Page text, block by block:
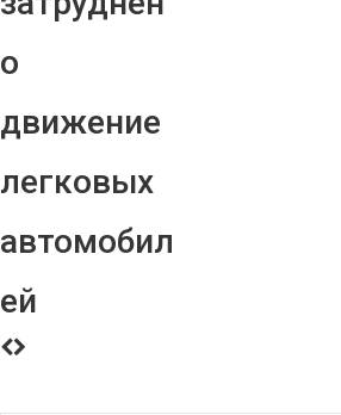
о
движение
легковых
автомобил
ей